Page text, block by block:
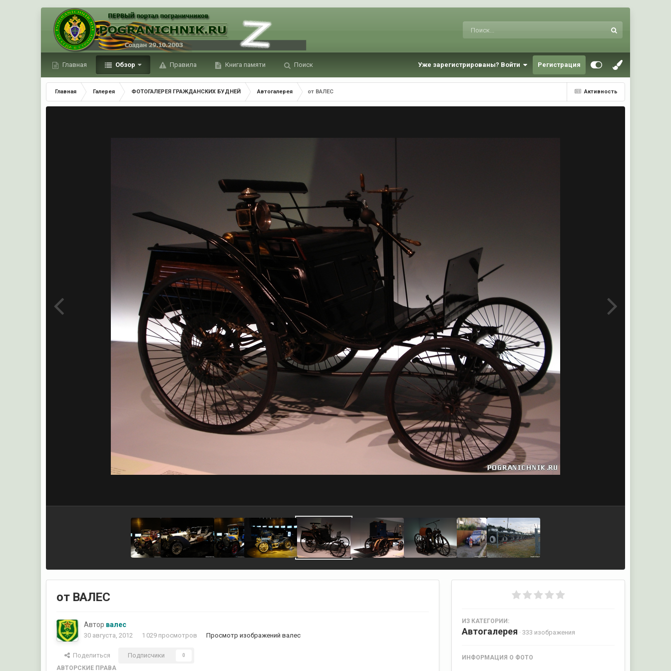
Главная Обзор Правила Книга памяти Поиск Уже зарегистрированы? Войти Регистрация
Активность
Главная Галерея ФОТОГАЛЕРЕЯ ГРАЖДАНСКИХ БУДНЕЙ Автогалерея от ВАЛЕС
от ВАЛЕС
Автор валес
30 августа, 2012 1 029 просмотров Просмотр изображений валес
Поделиться Подписчики 0
АВТОРСКИЕ ПРАВА
ИЗ КАТЕГОРИИ:
Автогалерея · 333 изображения
ИНФОРМАЦИЯ О ФОТО